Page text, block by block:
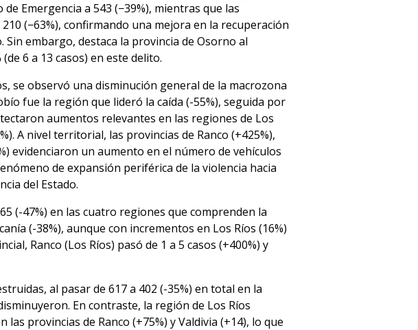
Emergencia a 543 (−39%), mientras que las
(−63%), confirmando una mejora en la recuperación
embargo, destaca la provincia de Osorno al
6 a 13 casos) en este delito.
se observó una disminución general de la macrozona
fue la región que lideró la caída (-55%), seguida por
aumentos relevantes en las regiones de Los
A nivel territorial, las provincias de Ranco (+425%),
evidenciaron un aumento en el número de vehículos
de expansión periférica de la violencia hacia
del Estado.
(-47%) en las cuatro regiones que comprenden la
(-38%), aunque con incrementos en Los Ríos (16%)
Ranco (Los Ríos) pasó de 1 a 5 casos (+400%) y
al pasar de 617 a 402 (-35%) en total en la
En contraste, la región de Los Ríos
provincias de Ranco (+75%) y Valdivia (+14), lo que